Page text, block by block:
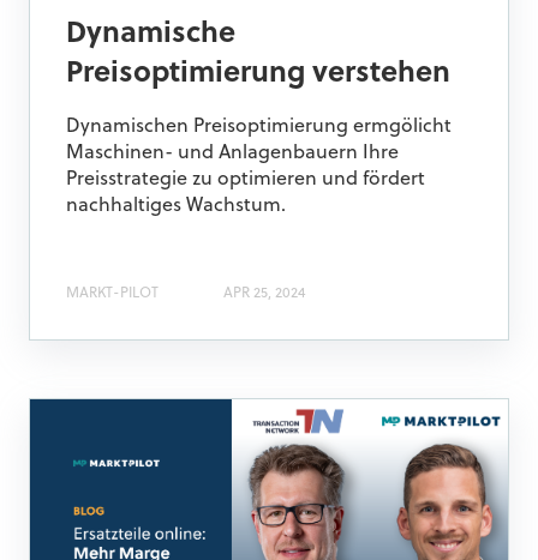
Dynamische
Preisoptimierung verstehen
Dynamischen Preisoptimierung ermgölicht
Maschinen- und Anlagenbauern Ihre
Preisstrategie zu optimieren und fördert
nachhaltiges Wachstum.
MARKT-PILOT APR 25, 2024